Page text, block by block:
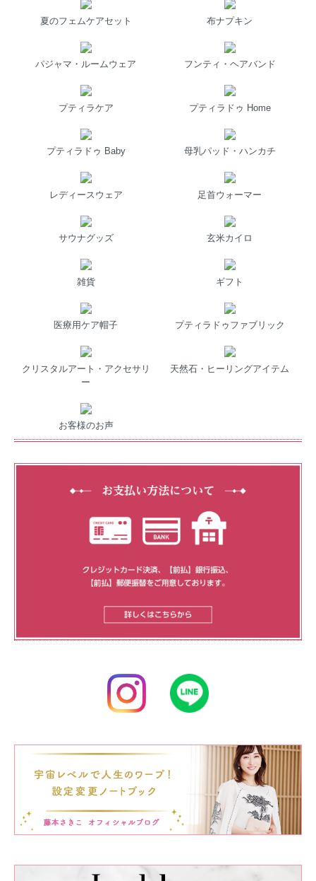
夏のフェムケアセット 布ナプキン
パジャマ・ルームウェア フンティ・ヘアバンド
プティラケア プティラドゥ Home
プティラドゥ Baby 母乳パッド・ハンカチ
レディースウェア 足首ウォーマー
サウナグッズ 玄米カイロ
雑貨 ギフト
医療用ケア帽子 プティラドゥファブリック
クリスタルアート・アクセサリ
ー
天然石・ヒーリングアイテム
お客様のお声